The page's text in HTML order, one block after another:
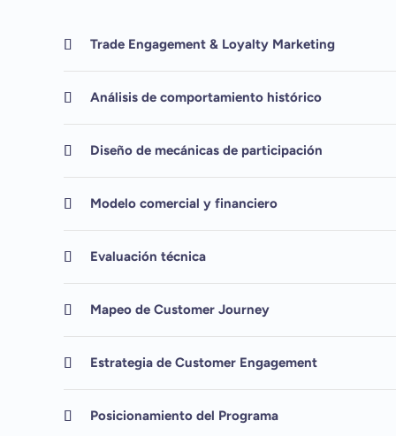
Trade Engagement & Loyalty Marketing
Análisis de comportamiento histórico
Diseño de mecánicas de participación
Modelo comercial y financiero
Evaluación técnica
Mapeo de Customer Journey
Estrategia de Customer Engagement
Posicionamiento del Programa